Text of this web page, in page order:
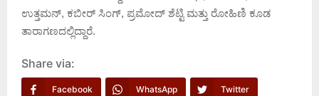
ಉತ್ತಮನ್, ಕಬೀರ್ ಸಿಂಗ್, ಪ್ರಮೋದ್ ಶೆಟ್ಟಿ ಮತ್ತು ರೋಹಿಣಿ ಕೂಡ
ತಾರಾಗಣದಲ್ಲಿದ್ದಾರೆ.
Share via:
Facebook WhatsApp Twitter